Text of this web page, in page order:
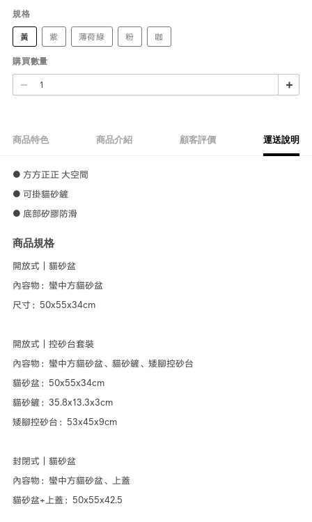
規格
黃
紫 薄荷綠 粉 咖
購買數量
商品特色 商品介紹 顧客評價 運送說明
● 方方正正 大空間
● 可掛貓砂鏟
● 底部矽膠防滑
商品規格
開放式｜貓砂盆
內容物：蠻中方貓砂盆
尺寸：50x55x34cm
開放式｜控砂台套裝
內容物：蠻中方貓砂盆、貓砂鏟、矮腳控砂台
貓砂盆：50x55x34cm
貓砂鏟：35.8x13.3x3cm
矮腳控砂台：53x45x9cm
封閉式｜貓砂盆
內容物：蠻中方貓砂盆、上蓋
貓砂盆+上蓋：50x55x42.5